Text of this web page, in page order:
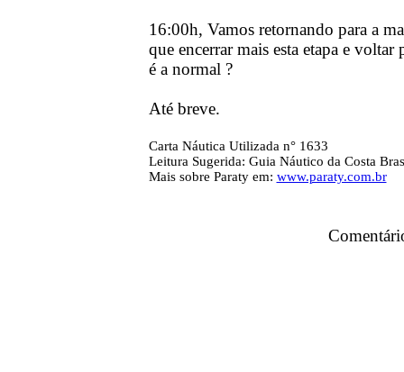
16:00h, Vamos retornando para a
que encerrar mais esta etapa e
é a normal ?
Até breve.
Carta Náutica Utilizada n° 1633
Leitura Sugerida: Guia Náutico da Costa
Mais sobre Paraty em: www.paraty.com.br